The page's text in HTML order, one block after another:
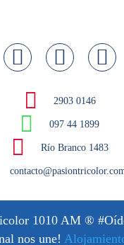
2903 0146
097 44 1899
Río Branco 1483
1010 AM ®
nos une!